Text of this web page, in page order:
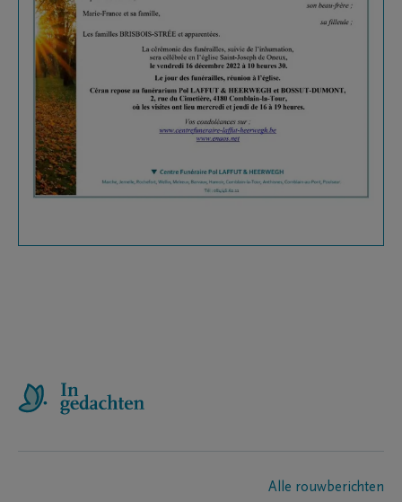
Alle rouwberichten